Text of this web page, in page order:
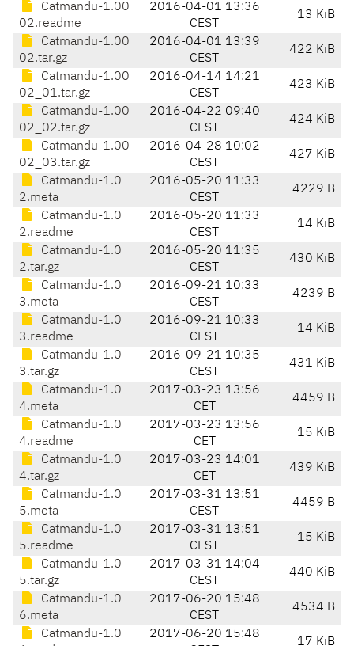
Catmandu-1.00
02.readme
2016-04-01 13:36
CEST
13 KiB
Catmandu-1.00
02.tar.gz
2016-04-01 13:39
CEST
422 KiB
Catmandu-1.00
02_01.tar.gz
2016-04-14 14:21
CEST
423 KiB
Catmandu-1.00
02_02.tar.gz
2016-04-22 09:40
CEST
424 KiB
Catmandu-1.00
02_03.tar.gz
2016-04-28 10:02
CEST
427 KiB
Catmandu-1.0
2.meta
2016-05-20 11:33
CEST
4229 B
Catmandu-1.0
2.readme
2016-05-20 11:33
CEST
14 KiB
Catmandu-1.0
2.tar.gz
2016-05-20 11:35
CEST
430 KiB
Catmandu-1.0
3.meta
2016-09-21 10:33
CEST
4239 B
Catmandu-1.0
3.readme
2016-09-21 10:33
CEST
14 KiB
Catmandu-1.0
3.tar.gz
2016-09-21 10:35
CEST
431 KiB
Catmandu-1.0
4.meta
2017-03-23 13:56
CET
4459 B
Catmandu-1.0
4.readme
2017-03-23 13:56
CET
15 KiB
Catmandu-1.0
4.tar.gz
2017-03-23 14:01
CET
439 KiB
Catmandu-1.0
5.meta
2017-03-31 13:51
CEST
4459 B
Catmandu-1.0
5.readme
2017-03-31 13:51
CEST
15 KiB
Catmandu-1.0
5.tar.gz
2017-03-31 14:04
CEST
440 KiB
Catmandu-1.0
6.meta
2017-06-20 15:48
CEST
4534 B
Catmandu-1.0
2017-06-20 15:48
17 KiB